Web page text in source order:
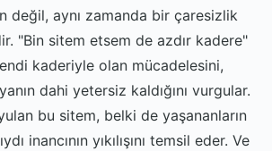
değil, aynı zamanda bir çaresizlik
"Bin sitem etsem de azdır kadere"
kaderiyle olan mücadelesini,
dahi yetersiz kaldığını vurgular.
bu sitem, belki de yaşananların
inancının yıkılışını temsil eder. Ve